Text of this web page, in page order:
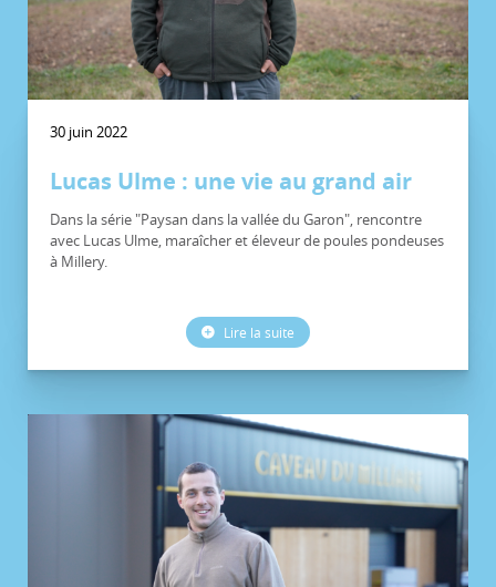
30 juin 2022
Lucas Ulme : une vie au grand air
Dans la série "Paysan dans la vallée du Garon", rencontre
avec Lucas Ulme, maraîcher et éleveur de poules pondeuses
à Millery.
Lire la suite